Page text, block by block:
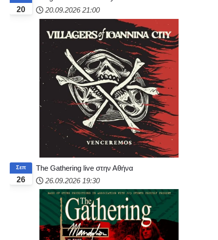
20
20.09.2026 21:00
26
Σεπ
The Gathering live στην Αθήνα
26.09.2026 19:30